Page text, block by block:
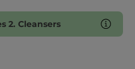
2. Cleansers